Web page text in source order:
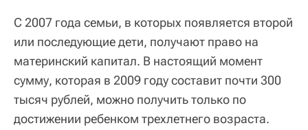
С 2007 года семьи, в которых появляется второй
или последующие дети, получают право на
материнский капитал. В настоящий момент
сумму, которая в 2009 году составит почти 300
тысяч рублей, можно получить только по
достижении ребенком трехлетнего возраста.